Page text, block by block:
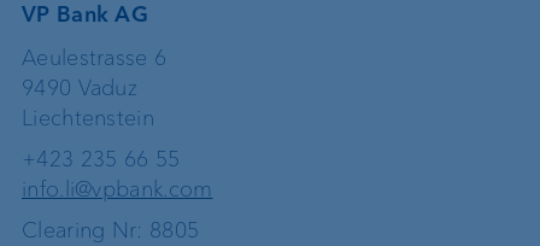
VP Bank AG
Aeulestrasse 6
9490 Vaduz
Liechtenstein
+423 235 66 55
info.li@vpbank.com
Clearing Nr: 8805